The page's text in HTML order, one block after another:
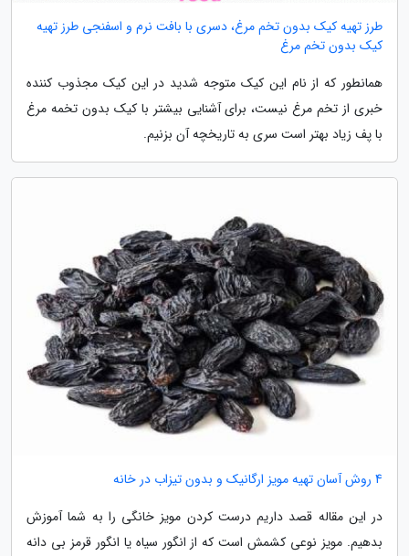
طرز تهیه کیک بدون تخم مرغ، دسری با بافت نرم و اسفنجی طرز تهیه
کیک بدون تخم مرغ
همانطور که از نام این کیک متوجه شدید در این کیک مجذوب کننده
خبری از تخم مرغ نیست، برای آشنایی بیشتر با کیک بدون تخمه مرغ
با پف زیاد بهتر است سری به تاریخچه آن بزنیم.
4 روش آسان تهیه مویز ارگانیک و بدون تیزاب در خانه
در این مقاله قصد داریم درست کردن مویز خانگی را به شما آموزش
بدهیم. مویز نوعی کشمش است که از انگور سیاه یا انگور قرمز بی دانه